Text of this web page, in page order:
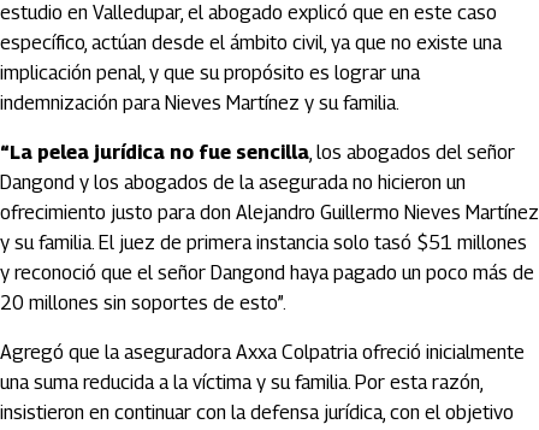
estudio en Valledupar, el abogado explicó que en este caso
específico, actúan desde el ámbito civil, ya que no existe una
implicación penal, y que su propósito es lograr una
indemnización para Nieves Martínez y su familia.
“La pelea jurídica no fue sencilla, los abogados del señor
Dangond y los abogados de la asegurada no hicieron un
ofrecimiento justo para don Alejandro Guillermo Nieves Martínez
y su familia. El juez de primera instancia solo tasó $51 millones
y reconoció que el señor Dangond haya pagado un poco más de
20 millones sin soportes de esto”.
Agregó que la aseguradora Axxa Colpatria ofreció inicialmente
una suma reducida a la víctima y su familia. Por esta razón,
insistieron en continuar con la defensa jurídica, con el objetivo